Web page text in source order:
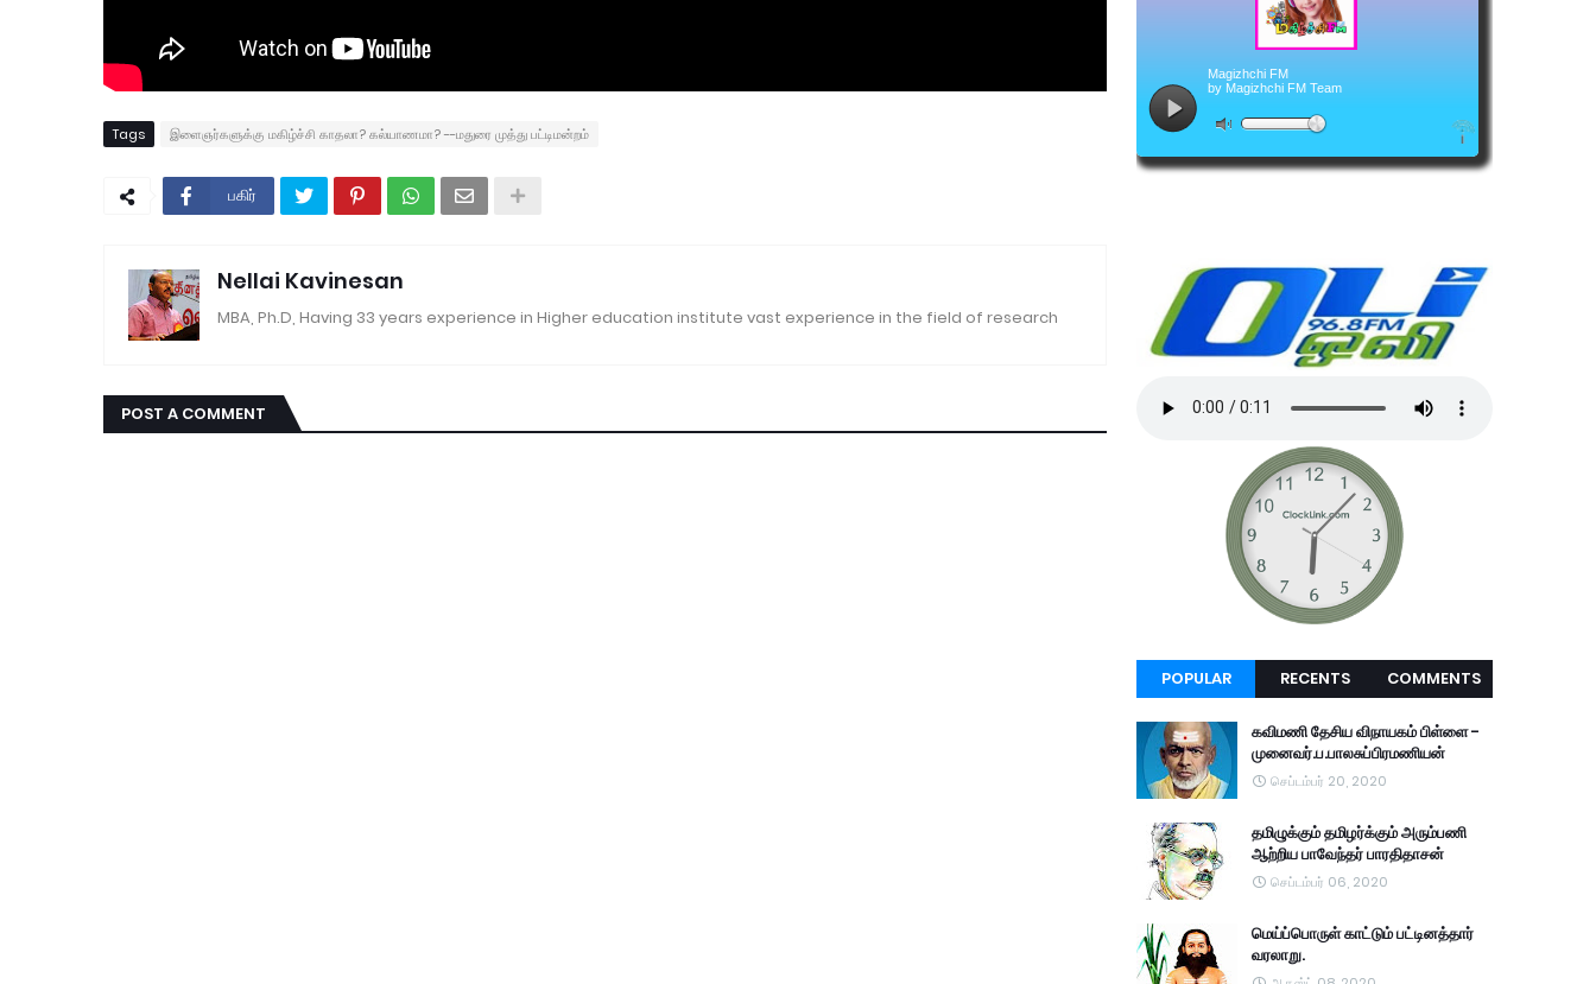
Tags இளைஞர்களுக்கு மகிழ்ச்சி காதலா? கல்யாணமா? --மதுரை முத்து பட்டிமன்றம்
பகிர்
Nellai Kavinesan
MBA, Ph.D, Having 33 years experience in Higher education institute vast experience in the field of research
POST A COMMENT
POPULAR RECENTS COMMENTS
கவிமணி தேசிய விநாயகம் பிள்ளை -
முனைவர்.ப.பாலசுப்பிரமணியன்
செப்டம்பர் 20, 2020
தமிழுக்கும் தமிழர்க்கும் அரும்பணி
ஆற்றிய பாவேந்தர் பாரதிதாசன்
செப்டம்பர் 06, 2020
மெய்ப்பொருள் காட்டும் பட்டினத்தார்
வரலாறு.